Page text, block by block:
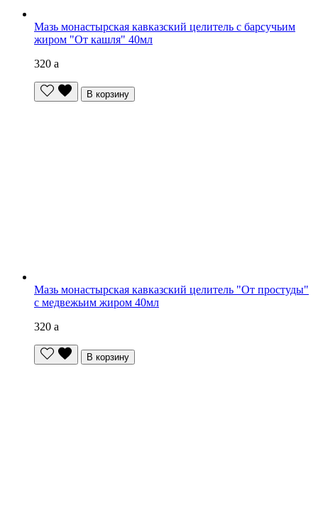
Мазь монастырская кавказский целитель с барсучьим
жиром "От кашля" 40мл
320 a
В корзину
Мазь монастырская кавказский целитель "От простуды"
с медвежьим жиром 40мл
320 a
В корзину